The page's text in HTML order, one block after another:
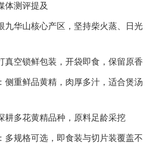
体测评提及
九华山核心产区，坚持柴火蒸、日光
真空锁鲜包装，开袋即食，保留原香
侧重鲜品黄精，肉厚多汁，适合煲汤
耕多花黄精品种，原料足龄采挖
多规格可选，即食装与切片装覆盖不